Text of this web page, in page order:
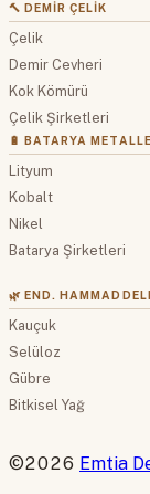
🔨 DEMIR ÇELIK
Çelik
Demir Cevheri
Kok Kömürü
Çelik Şirketleri
🔋 BATARYA
Lityum
Kobalt
Nikel
Batarya Şirketleri
🌿 END.
Kauçuk
Selüloz
Gübre
Bitkisel Yağ
©2026 Emtia